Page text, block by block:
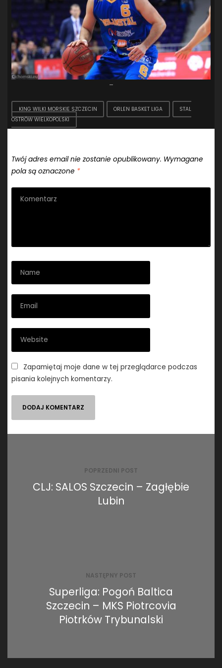
–
KING WILKI MORSKIE SZCZECIN ORLEN BASKET LIGA
STAL
OSTRÓW WIELKOPOLSKI
Twój adres email nie zostanie opublikowany. Wymagane
pola są oznaczone *
Zapamiętaj moje dane w tej przeglądarce podczas
pisania kolejnych komentarzy.
POPRZEDNI POST
CLJ: SALOS Szczecin – Zagłębie
Lubin
NASTĘPNY POST
Superliga: Pogoń Baltica
Szczecin – MKS Piotrcovia
Piotrków Trybunalski